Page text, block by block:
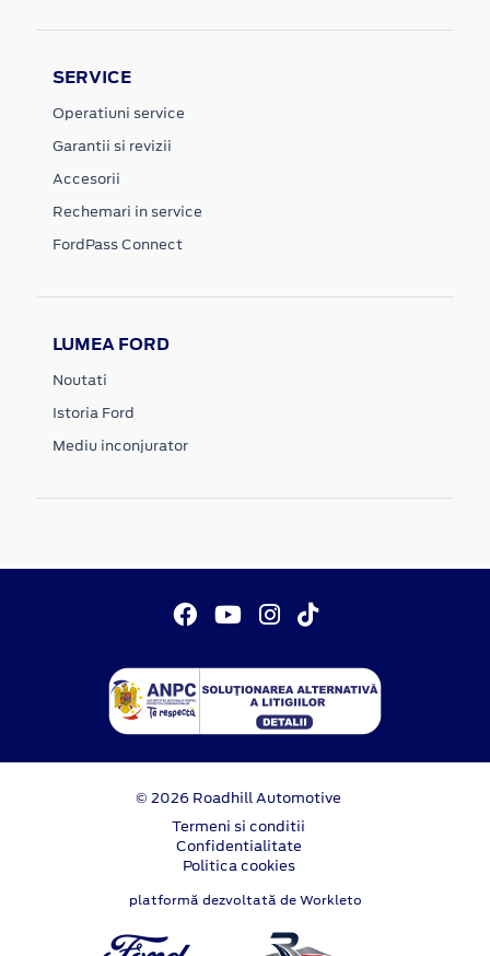
SERVICE
Operatiuni service
Garantii si revizii
Accesorii
Rechemari in service
FordPass Connect
LUMEA FORD
Noutati
Istoria Ford
Mediu inconjurator
© 2026 Roadhill Automotive
Termeni si conditii
Confidentialitate
Politica cookies
platformă dezvoltată de Workleto